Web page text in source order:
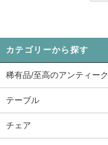
カテゴリーから探す
稀有品/至高のアンティーク
テーブル
チェア